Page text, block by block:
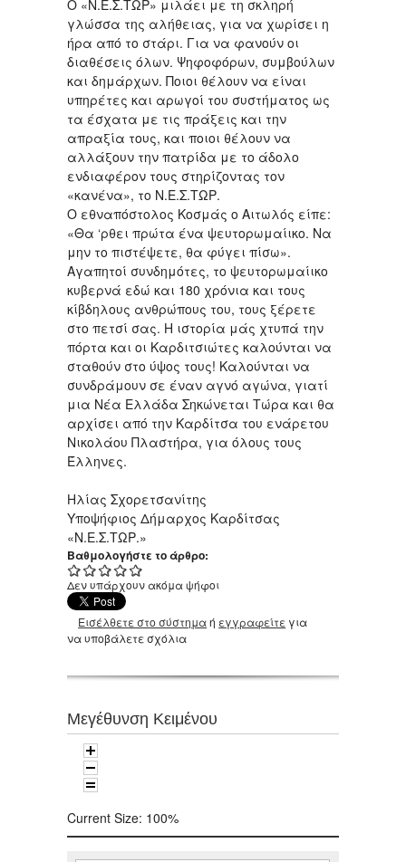
Ο «Ν.Ε.Σ.ΤΩΡ» μιλάει με τη σκληρή
γλώσσα της αλήθειας, για να χωρίσει η
ήρα από το στάρι. Για να φανούν οι
διαθέσεις όλων. Ψηφοφόρων, συμβούλων
και δημάρχων. Ποιοι θέλουν να είναι
υπηρέτες και αρωγοί του συστήματος ως
τα έσχατα με τις πράξεις και την
απραξία τους, και ποιοι θέλουν να
αλλάξουν την πατρίδα με το άδολο
ενδιαφέρον τους στηρίζοντας τον
«κανένα», το Ν.Ε.Σ.ΤΩΡ.
Ο εθναπόστολος Κοσμάς ο Αιτωλός είπε:
«Θα ‘ρθει πρώτα ένα ψευτορωμαίικο. Να
μην το πιστέψετε, θα φύγει πίσω».
Αγαπητοί συνδημότες, το ψευτορωμαίικο
κυβερνά εδώ και 180 χρόνια και τους
κίβδηλους ανθρώπους του, τους ξέρετε
στο πετσί σας. Η ιστορία μάς χτυπά την
πόρτα και οι Καρδιτσιώτες καλούνται να
σταθούν στο ύψος τους! Καλούνται να
συνδράμουν σε έναν αγνό αγώνα, γιατί
μια Νέα Ελλάδα Σηκώνεται Τώρα και θα
αρχίσει από την Καρδίτσα του ενάρετου
Νικολάου Πλαστήρα, για όλους τους
Έλληνες.
Ηλίας Σχορετσανίτης
Υποψήφιος Δήμαρχος Καρδίτσας
«Ν.Ε.Σ.ΤΩΡ.»
Βαθμολογήστε το άρθρο:
Δεν υπάρχουν ακόμα ψήφοι
Εισέλθετε στο σύστημαή εγγραφείτε για
να υποβάλετε σχόλια
Μεγέθυνση Κειμένου
Current Size: 100%